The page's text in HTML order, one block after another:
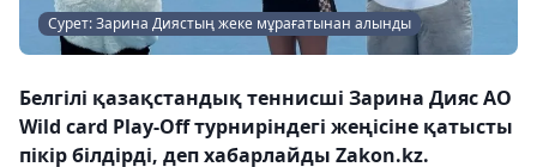
Сурет: Зарина Диястың жеке мұрағатынан алынды
Белгілі қазақстандық теннисші Зарина Дияс AO
Wild card Play-Off турниріндегі жеңісіне қатысты
пікір білдірді, деп хабарлайды Zakon.kz.